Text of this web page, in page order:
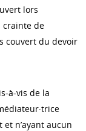
lors
crainte de
couvert du devoir
à-vis de la
n’ayant aucun